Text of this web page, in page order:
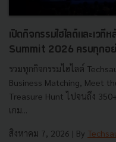
เปิดกิจกรรมไฮไลต์และเว
Summit 2026 ครบทุกอย่
รวมทุกกิจกรรมไฮไลต์
Business Matching, Meet
Treasure Hunt ไปจนถึง
เกม...
สิงหาคม 7, 2026 | By